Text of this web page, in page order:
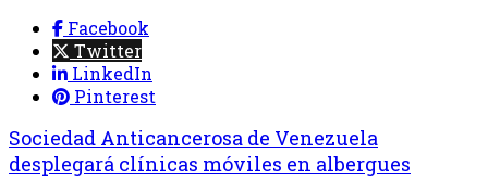
Facebook
Twitter
LinkedIn
Pinterest
Sociedad Anticancerosa de Venezuela
desplegará clínicas móviles en albergues